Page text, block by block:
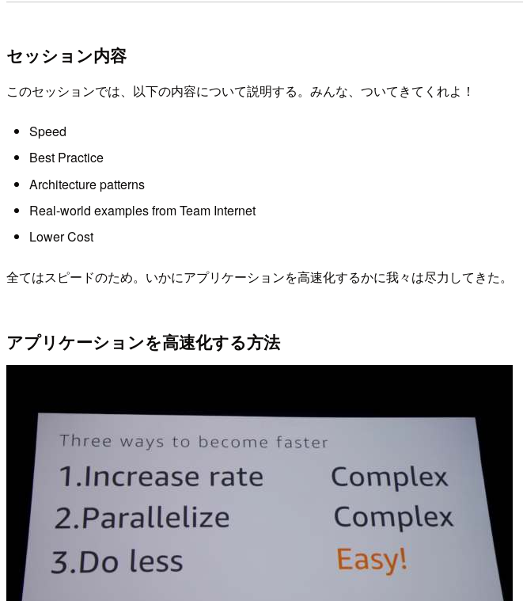
セッション内容
このセッションでは、以下の内容について説明する。みんな、ついてきてくれよ！
Speed
Best Practice
Architecture patterns
Real-world examples from Team Internet
Lower Cost
全てはスピードのため。いかにアプリケーションを高速化するかに我々は尽力してきた。
アプリケーションを高速化する方法